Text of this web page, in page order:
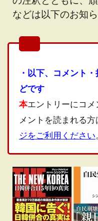
などは以下のお知
・以下、コメント
どです
本エントリーにコ
メントを読まれる方
ジをご利用ください